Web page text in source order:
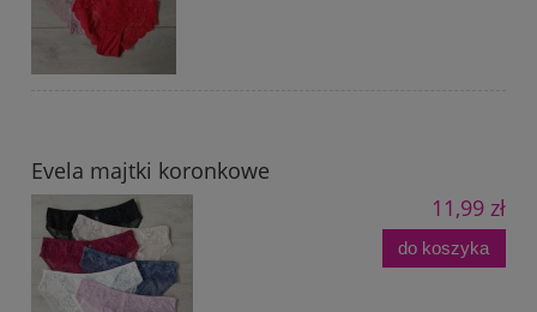
Evela majtki koronkowe
11,99 zł
do koszyka